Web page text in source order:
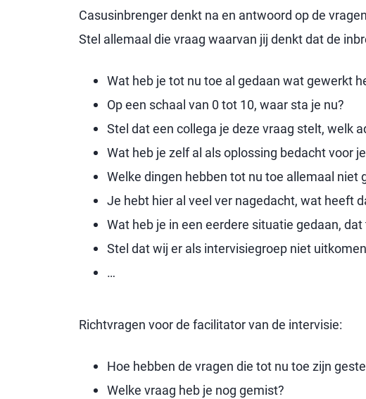
Casusinbrenger denkt na en antwoord op de
Stel allemaal die vraag waarvan jij denkt dat de
Wat heb je tot nu toe al gedaan wat gewerkt
Op een schaal van 0 tot 10, waar sta je nu?
Stel dat een collega je deze vraag stelt, welk
Wat heb je zelf al als oplossing bedacht voor
Welke dingen hebben tot nu toe allemaal niet
Je hebt hier al veel ver nagedacht, wat heeft
Wat heb je in een eerdere situatie gedaan,
Stel dat wij er als intervisiegroep niet
…
Richtvragen voor de facilitator van de intervisie:
Hoe hebben de vragen die tot nu toe zijn
Welke vraag heb je nog gemist?